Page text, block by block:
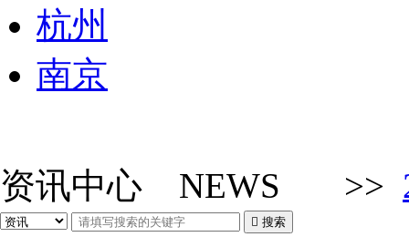
杭州
南京
资讯中心 NEWS >>
 搜索